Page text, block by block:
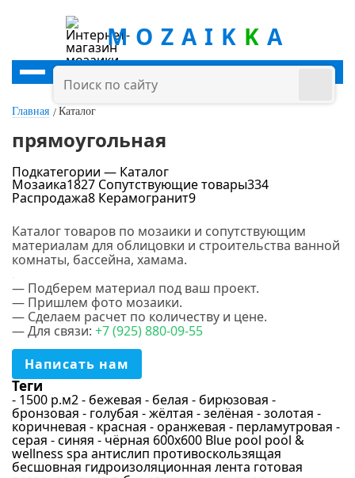
MOZAIK K A
Главная Каталог
прямоугольная
руб. - руб.
Цвет
Белый
Синий
Голубой
Серый
Бирюзовый
Подкатегории — Каталог
Мозаика1827 Сопутствующие товары334
Распродажа8 Керамогранит9
Каталог товаров по мозаики и сопутствующим
материалам для облицовки и строительства ванной
комнаты, бассейна, хамама.
— Подберем материал под ваш проект.
— Пришлем фото мозаики.
— Сделаем расчет по количеству и цене.
— Для связи: +7 (925) 880-09-55
Написать нам
Теги
- 1500 р.м2- бежевая - белая - бирюзовая -
бронзовая - голубая - жёлтая - зелёная - золотая -
коричневая - красная - оранжевая - перламутровая -
серая - синяя - чёрная 600х600 Blue pool pool &
wellness spa антислип противоскользящая
бесшовная гидроизоляционная лента готовая